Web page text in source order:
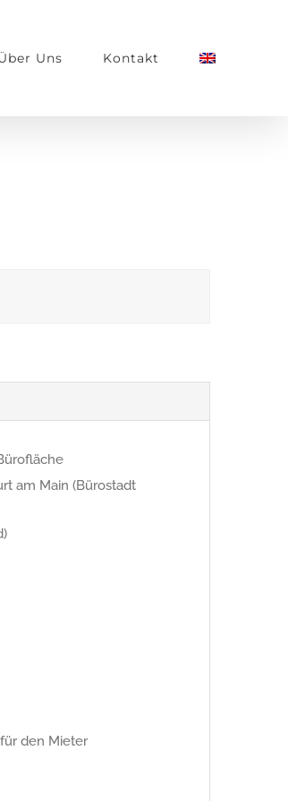
Uns Kontakt
am Main (Bürostadt
den Mieter